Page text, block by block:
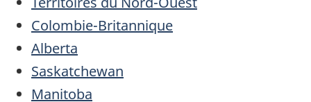
Colombie-Britannique
Alberta
Saskatchewan
Manitoba